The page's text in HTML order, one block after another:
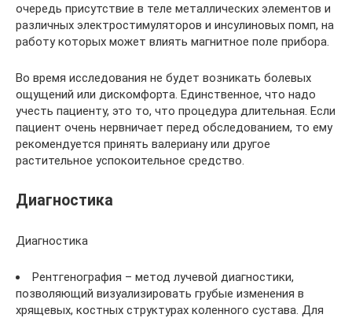
очередь присутствие в теле металлических элементов и
различных электростимуляторов и инсулиновых помп, на
работу которых может влиять магнитное поле прибора.
Во время исследования не будет возникать болевых
ощущений или дискомфорта. Единственное, что надо
учесть пациенту, это то, что процедура длительная. Если
пациент очень нервничает перед обследованием, то ему
рекомендуется принять валериану или другое
растительное успокоительное средство.
Диагностика
Диагностика
Рентгенография – метод лучевой диагностики,
позволяющий визуализировать грубые изменения в
хрящевых, костных структурах коленного сустава. Для